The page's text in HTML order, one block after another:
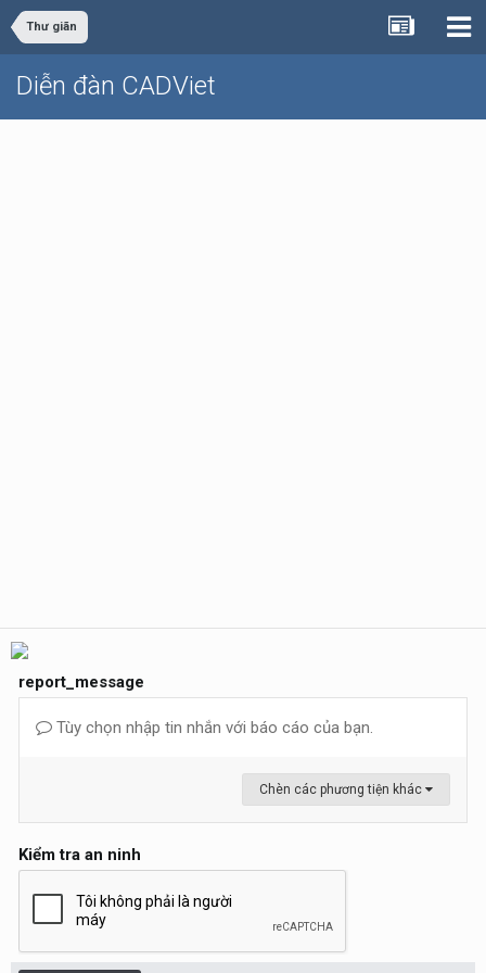
Thư giãn
Diễn đàn CADViet
report_message
Tùy chọn nhập tin nhắn với báo cáo của bạn.
Chèn các phương tiện khác
Kiểm tra an ninh